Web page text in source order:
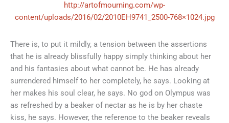
http://artofmourning.com/wp-
content/uploads/2016/02/2010EH9741_2500-768×1024.jpg
There is, to put it mildly, a tension between the assertions
that he is already blissfully happy simply thinking about her
and his fantasies about what cannot be. He has already
surrendered himself to her completely, he says. Looking at
her makes his soul clear, he says. No god on Olympus was
as refreshed by a beaker of nectar as he is by her chaste
kiss, he says. However, the reference to the beaker reveals